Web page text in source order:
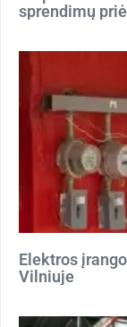
sprendimų
Elektros
Vilniuje